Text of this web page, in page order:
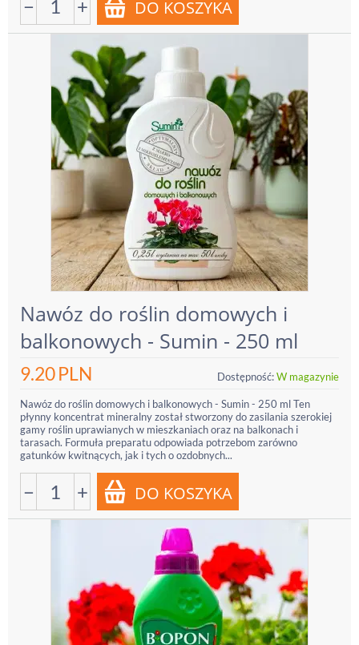
− +
Nawóz do roślin domowych i
balkonowych - Sumin - 250 ml
9.20PLN Dostępność:W magazynie
Nawóz do roślin domowych i balkonowych - Sumin - 250 ml Ten
płynny koncentrat mineralny został stworzony do zasilania szerokiej
gamy roślin uprawianych w mieszkaniach oraz na balkonach i
tarasach. Formuła preparatu odpowiada potrzebom zarówno
gatunków kwitnących, jak i tych o ozdobnych...
− +